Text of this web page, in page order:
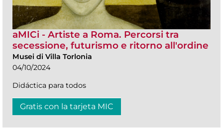
aMICi - Artiste a Roma. Percorsi tra
secessione, futurismo e ritorno all'ordine
Musei di Villa Torlonia
04/10/2024
Didáctica para todos
Gratis con la tarjeta MIC